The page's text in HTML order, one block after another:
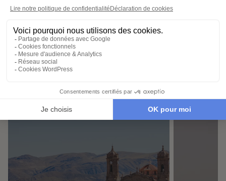
Demander un devis
Destinations à proximité de
Salar d'Uyuni